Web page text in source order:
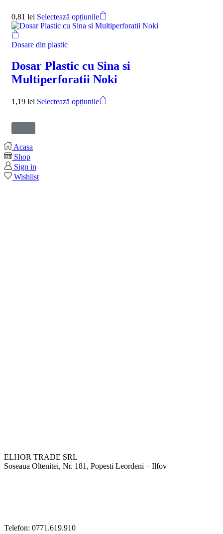
0,81 lei Selectează opțiunile
Dosare din plastic
Dosar Plastic cu Sina si
Multiperforatii Noki
1,19 lei Selectează opțiunile
Acasa
Shop
Sign in
Wishlist
ELHOR TRADE SRL
Soseaua Oltenitei, Nr. 181, Popesti Leordeni – Ilfov
Telefon: 0771.619.910